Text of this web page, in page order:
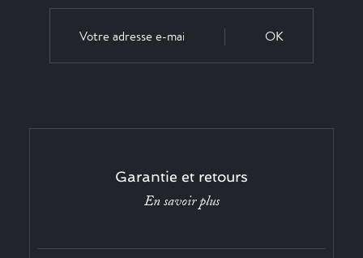
OK
Garantie et retours
En savoir plus